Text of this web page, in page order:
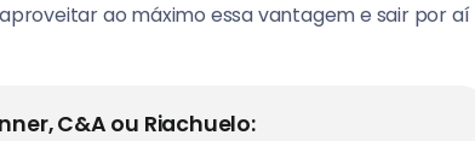
ao máximo essa vantagem e sair por aí
C&A ou Riachuelo: